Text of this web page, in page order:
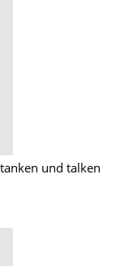
und talken